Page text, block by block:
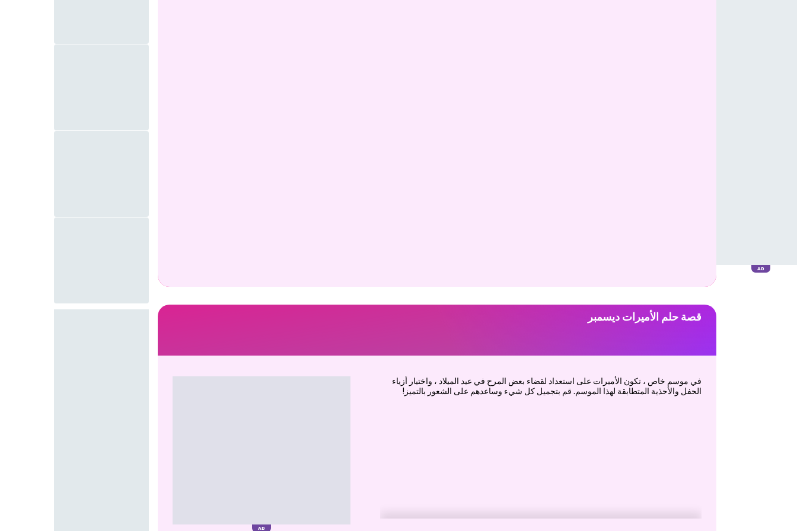
قصة حلم الأميرات ديسمبر
في موسم خاص ، تكون الأميرات على استعداد لقضاء بعض المرح في عيد الميلاد ، واختيار أزياء
الحفل والأحذية المتطابقة لهذا الموسم. قم بتجميل كل شيء وساعدهم على الشعور بالتميز!